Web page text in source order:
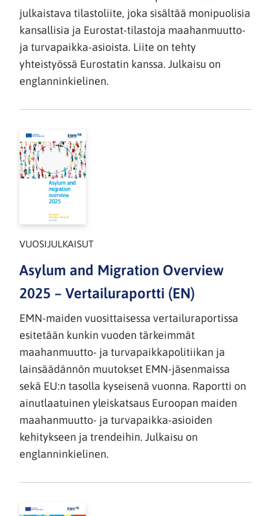
julkaistava tilastoliite, joka sisältää monipuolisia
kansallisia ja Eurostat-tilastoja maahanmuutto-
ja turvapaikka-asioista. Liite on tehty
yhteistyössä Eurostatin kanssa. Julkaisu on
englanninkielinen.
VUOSIJULKAISUT
Asylum and Migration Overview
2025 – Vertailuraportti (EN)
EMN-maiden vuosittaisessa vertailuraportissa
esitetään kunkin vuoden tärkeimmät
maahanmuutto- ja turvapaikkapolitiikan ja
lainsäädännön muutokset EMN-jäsenmaissa
sekä EU:n tasolla kyseisenä vuonna. Raportti on
ainutlaatuinen yleiskatsaus Euroopan maiden
maahanmuutto- ja turvapaikka-asioiden
kehitykseen ja trendeihin. Julkaisu on
englanninkielinen.